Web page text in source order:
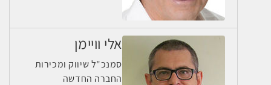
אלי וויימן
סמנכ"ל שיווק ומכירות
החברה החדשה